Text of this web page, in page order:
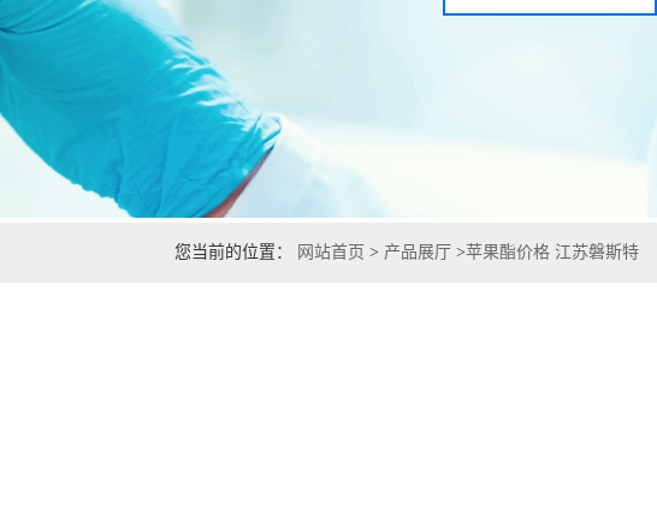
您当前的位置： 网站首页 > 产品展厅 >苹果酯价格 江苏磐斯特